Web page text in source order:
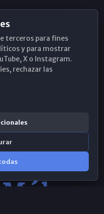
terceros para fines
y para mostrar
X o Instagram.
rechazar las